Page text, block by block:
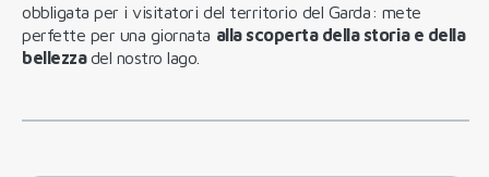
obbligata per i visitatori del territorio del Garda: mete
perfette per una giornata alla scoperta della storia e della
bellezzadel nostro lago.